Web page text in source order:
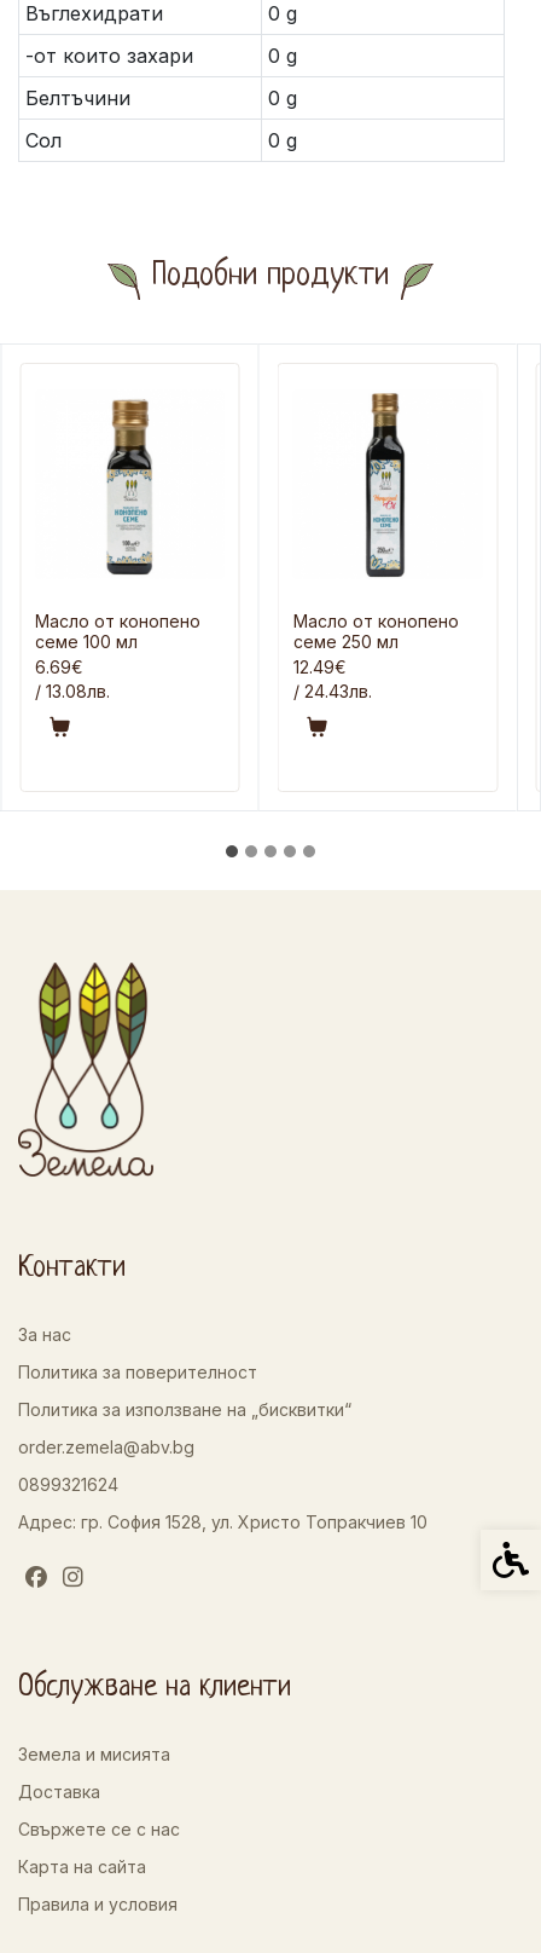
Въглехидрати
0 g
-от които захари
0 g
Белтъчини
0 g
Сол
0 g
Подобни продукти
Масло от конопено
семе 100 мл
6.69€
/ 13.08лв.
Масло от конопено
семе 250 мл
12.49€
/ 24.43лв.
Контакти
За нас
Политика за поверителност
Политика за използване на „бисквитки“
order.zemela@abv.bg
0899321624
Адрес: гр. София 1528, ул. Христо Топракчиев 10
Обслужване на клиенти
Земела и мисията
Доставка
Свържете се с нас
Карта на сайта
Правила и условия